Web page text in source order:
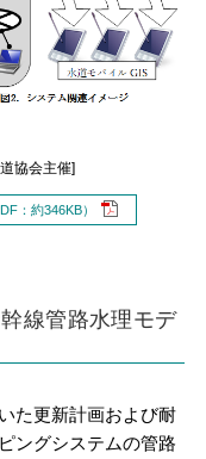
協会主催]
：約346KB）
線管路水理モデ
た更新計画および耐
ングシステムの管路